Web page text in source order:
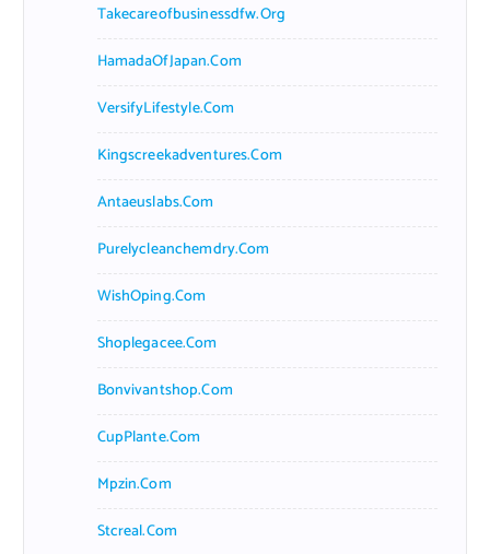
Takecareofbusinessdfw.org
HamadaOfJapan.com
VersifyLifestyle.com
Kingscreekadventures.com
Antaeuslabs.com
Purelycleanchemdry.com
WishOping.com
Shoplegacee.com
Bonvivantshop.com
CupPlante.com
Mpzin.com
Stcreal.com